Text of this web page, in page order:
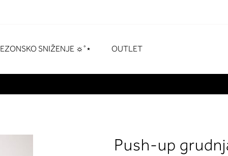
SNIŽENJE ☼˚⋆ OUTLET
Push-up